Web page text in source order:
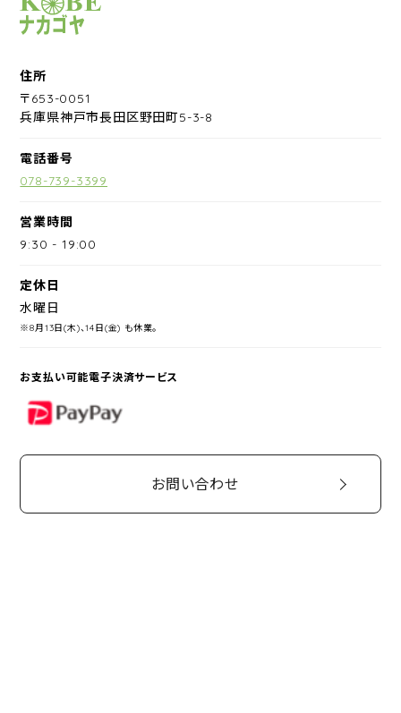
住所
〒653-0051
兵庫県神戸市長田区野田町5-3-8
電話番号
078-739-3399
営業時間
9:30 -19:00
定休日
水曜日
※8月13日(木)、14日(金) も休業。
お支払い可能電子決済サービス
PayPay
お問い合わせ